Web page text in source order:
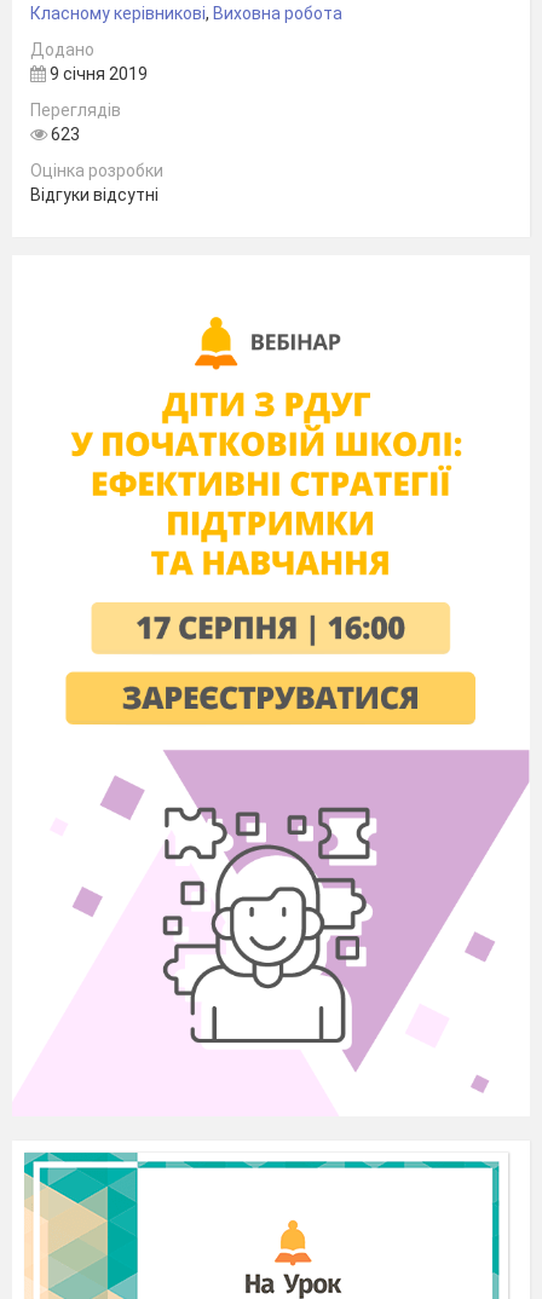
Класному керівникові, Виховна робота
Додано
9 січня 2019
Переглядів
623
Оцінка розробки
Відгуки відсутні